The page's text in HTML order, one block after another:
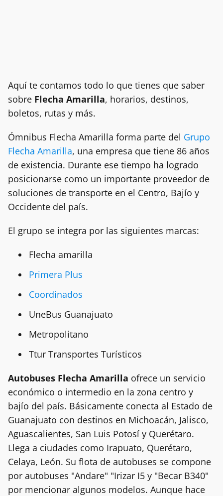
Aquí te contamos todo lo que tienes que saber
sobre Flecha Amarilla, horarios, destinos,
boletos, rutas y más.
Ómnibus Flecha Amarilla forma parte del Grupo
Flecha Amarilla, una empresa que tiene 86 años
de existencia. Durante ese tiempo ha logrado
posicionarse como un importante proveedor de
soluciones de transporte en el Centro, Bajío y
Occidente del país.
El grupo se integra por las siguientes marcas:
Flecha amarilla
Primera Plus
Coordinados
UneBus Guanajuato
Metropolitano
Ttur Transportes Turísticos
Autobuses Flecha Amarilla ofrece un servicio
económico o intermedio en la zona centro y
bajío del país. Básicamente conecta al Estado de
Guanajuato con destinos en Michoacán, Jalisco,
Aguascalientes, San Luis Potosí y Querétaro.
Llega a ciudades como Irapuato, Querétaro,
Celaya, León. Su flota de autobuses se compone
por autobuses "Andare" "Irizar I5 y "Becar B340"
por mencionar algunos modelos. Aunque hace